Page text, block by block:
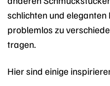
schlichten und eleganten
problemlos zu
tragen.
Hier sind einige